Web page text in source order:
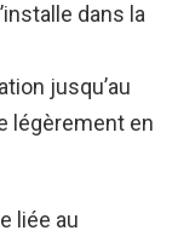
dans la
jusqu’au
légèrement en
liée au